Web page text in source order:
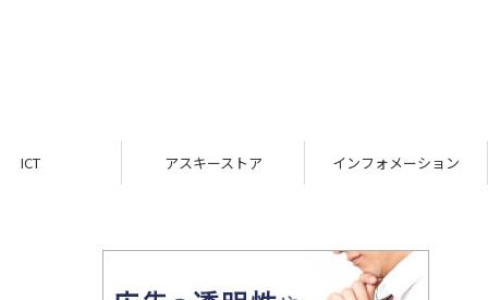
ICT アスキーストア インフォメーション